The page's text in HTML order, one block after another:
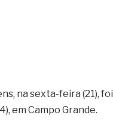
na sexta-feira (21), foi
em Campo Grande.